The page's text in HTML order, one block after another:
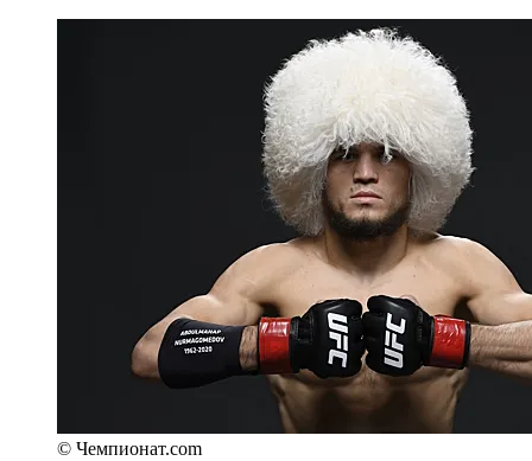
© Чемпионат.com